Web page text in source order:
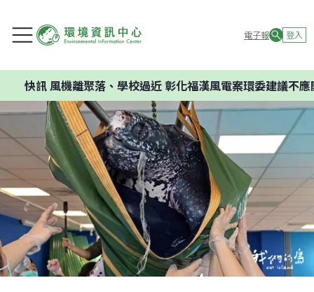
電子報 登入
離聚落、學校過近 彰化福漢風電案環委建議不應開發